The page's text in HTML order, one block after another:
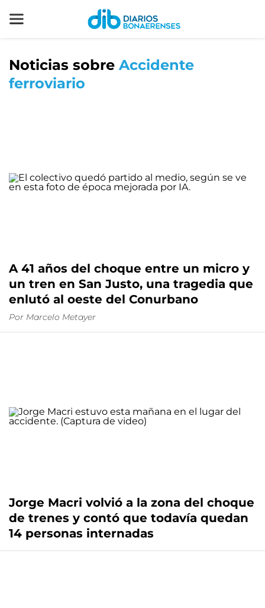
Noticias sobre Accidente
ferroviario
A 41 años del choque entre un micro y
un tren en San Justo, una tragedia que
enlutó al oeste del Conurbano
Por Marcelo Metayer
Jorge Macri volvió a la zona del choque
de trenes y contó que todavía quedan
14 personas internadas